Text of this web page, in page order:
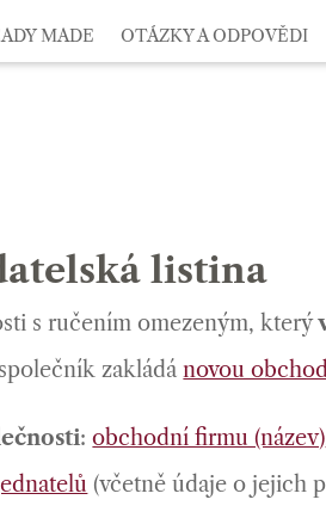
MADE OTÁZKY A ODPOVĚDI
listina
s ručením omezeným, který
zakládánovou
:obchodní firmu (název)
(včetně údaje o jejich